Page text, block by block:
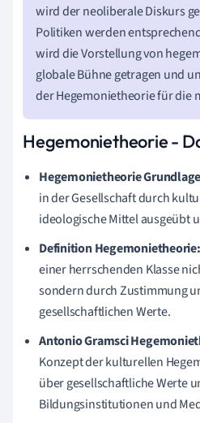
wird der neoliberale Diskurs
Politiken werden
wird die Vorstellung von
globale Bühne getragen und
der Hegemonietheorie für die
Hegemonietheorie -
Hegemonietheorie
in der Gesellschaft durch
ideologische Mittel ausgeübt
Definition Hegemonietheorie:
einer herrschenden Klasse
sondern durch Zustimmung
gesellschaftlichen Werte.
Antonio Gramsci
Konzept der kulturellen
über gesellschaftliche Werte
Bildungsinstitutionen und